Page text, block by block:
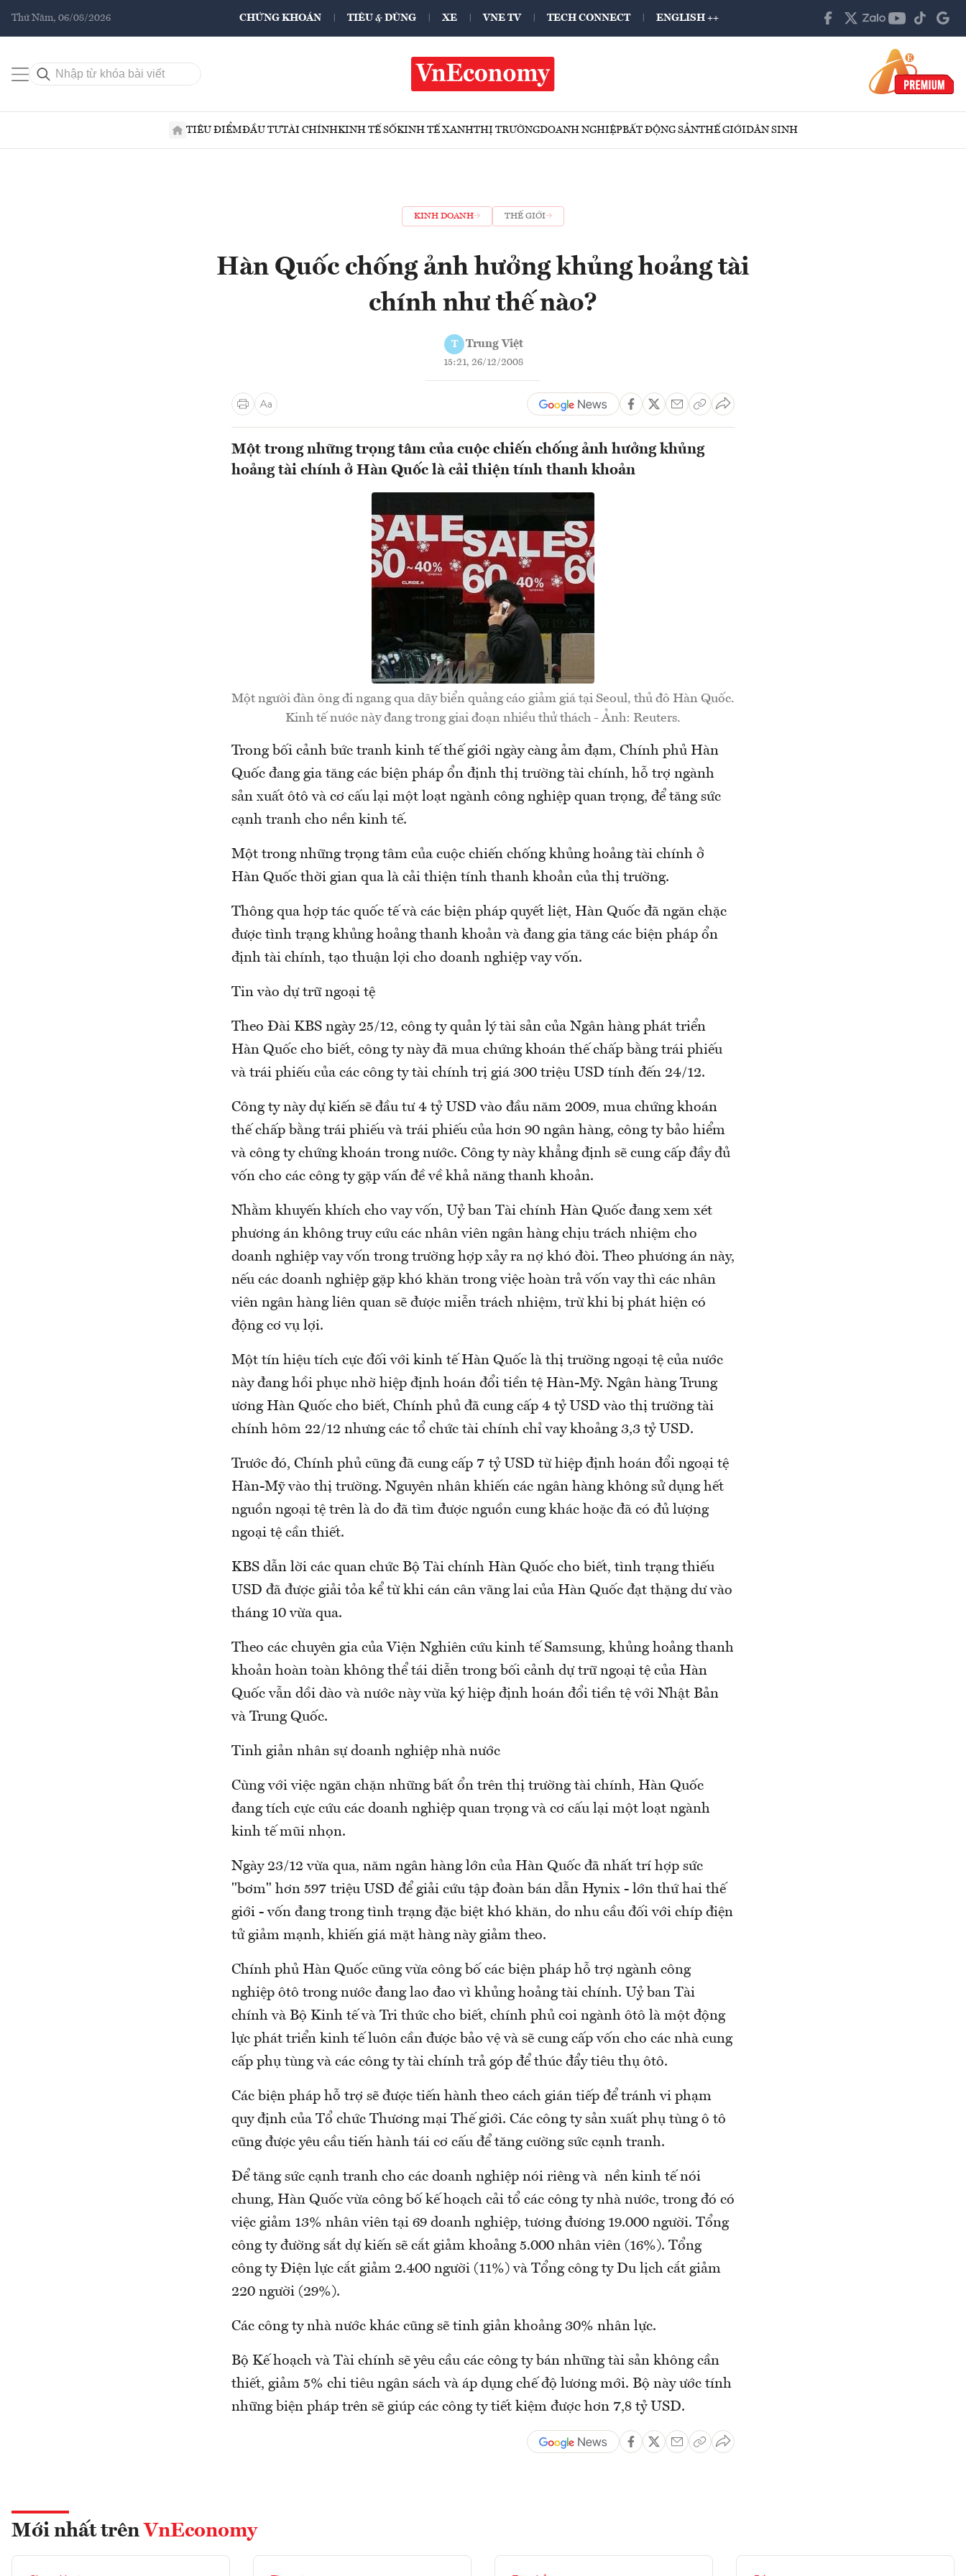
Thứ Năm, 06/08/2026 CHỨNG KHOÁN TIÊU & DÙNG XE VNE TV TECH CONNECT ENGLISH ++
TIÊU ĐIỂMĐẦU TƯTÀI CHÍNHKINH TẾ SỐKINH TẾ XANHTHỊ TRƯỜNGDOANH NGHIỆPBẤT ĐỘNG SẢNTHẾ GIỚIDÂN SINH
KINH DOANH THẾ GIỚI
Hàn Quốc chống ảnh hưởng khủng hoảng tài
chính như thế nào?
T Trung Việt
15:21, 26/12/2008
Một trong những trọng tâm của cuộc chiến chống ảnh hưởng khủng
hoảng tài chính ở Hàn Quốc là cải thiện tính thanh khoản
Một người đàn ông đi ngang qua dãy biển quảng cáo giảm giá tại Seoul, thủ đô Hàn Quốc.
Kinh tế nước này đang trong giai đoạn nhiều thử thách - Ảnh: Reuters.
Trong bối cảnh bức tranh kinh tế thế giới ngày càng ảm đạm, Chính phủ Hàn
Quốc đang gia tăng các biện pháp ổn định thị trường tài chính, hỗ trợ ngành
sản xuất ôtô và cơ cấu lại một loạt ngành công nghiệp quan trọng, để tăng sức
cạnh tranh cho nền kinh tế.
Một trong những trọng tâm của cuộc chiến chống khủng hoảng tài chính ở
Hàn Quốc thời gian qua là cải thiện tính thanh khoản của thị trường.
Thông qua hợp tác quốc tế và các biện pháp quyết liệt, Hàn Quốc đã ngăn chặc
được tình trạng khủng hoảng thanh khoản và đang gia tăng các biện pháp ổn
định tài chính, tạo thuận lợi cho doanh nghiệp vay vốn.
Tin vào dự trữ ngoại tệ
Theo Đài KBS ngày 25/12, công ty quản lý tài sản của Ngân hàng phát triển
Hàn Quốc cho biết, công ty này đã mua chứng khoán thế chấp bằng trái phiếu
và trái phiếu của các công ty tài chính trị giá 300 triệu USD tính đến 24/12.
Công ty này dự kiến sẽ đầu tư 4 tỷ USD vào đầu năm 2009, mua chứng khoán
thế chấp bằng trái phiếu và trái phiếu của hơn 90 ngân hàng, công ty bảo hiểm
và công ty chứng khoán trong nước. Công ty này khẳng định sẽ cung cấp đầy đủ
vốn cho các công ty gặp vấn đề về khả năng thanh khoản.
Nhằm khuyến khích cho vay vốn, Uỷ ban Tài chính Hàn Quốc đang xem xét
phương án không truy cứu các nhân viên ngân hàng chịu trách nhiệm cho
doanh nghiệp vay vốn trong trường hợp xảy ra nợ khó đòi. Theo phương án này,
nếu các doanh nghiệp gặp khó khăn trong việc hoàn trả vốn vay thì các nhân
viên ngân hàng liên quan sẽ được miễn trách nhiệm, trừ khi bị phát hiện có
động cơ vụ lợi.
Một tín hiệu tích cực đối với kinh tế Hàn Quốc là thị trường ngoại tệ của nước
này đang hồi phục nhờ hiệp định hoán đổi tiền tệ Hàn-Mỹ. Ngân hàng Trung
ương Hàn Quốc cho biết, Chính phủ đã cung cấp 4 tỷ USD vào thị trường tài
chính hôm 22/12 nhưng các tổ chức tài chính chỉ vay khoảng 3,3 tỷ USD.
Trước đó, Chính phủ cũng đã cung cấp 7 tỷ USD từ hiệp định hoán đổi ngoại tệ
Hàn-Mỹ vào thị trường. Nguyên nhân khiến các ngân hàng không sử dụng hết
nguồn ngoại tệ trên là do đã tìm được nguồn cung khác hoặc đã có đủ lượng
ngoại tệ cần thiết.
KBS dẫn lời các quan chức Bộ Tài chính Hàn Quốc cho biết, tình trạng thiếu
USD đã được giải tỏa kể từ khi cán cân vãng lai của Hàn Quốc đạt thặng dư vào
tháng 10 vừa qua.
Theo các chuyên gia của Viện Nghiên cứu kinh tế Samsung, khủng hoảng thanh
khoản hoàn toàn không thể tái diễn trong bối cảnh dự trữ ngoại tệ của Hàn
Quốc vẫn dồi dào và nước này vừa ký hiệp định hoán đổi tiền tệ với Nhật Bản
và Trung Quốc.
Tinh giản nhân sự doanh nghiệp nhà nước
Cùng với việc ngăn chặn những bất ổn trên thị trường tài chính, Hàn Quốc
đang tích cực cứu các doanh nghiệp quan trọng và cơ cấu lại một loạt ngành
kinh tế mũi nhọn.
Ngày 23/12 vừa qua, năm ngân hàng lớn của Hàn Quốc đã nhất trí hợp sức
"bơm" hơn 597 triệu USD để giải cứu tập đoàn bán dẫn Hynix - lớn thứ hai thế
giới - vốn đang trong tình trạng đặc biệt khó khăn, do nhu cầu đối với chíp điện
tử giảm mạnh, khiến giá mặt hàng này giảm theo.
Chính phủ Hàn Quốc cũng vừa công bố các biện pháp hỗ trợ ngành công
nghiệp ôtô trong nước đang lao đao vì khủng hoảng tài chính. Uỷ ban Tài
chính và Bộ Kinh tế và Tri thức cho biết, chính phủ coi ngành ôtô là một động
lực phát triển kinh tế luôn cần được bảo vệ và sẽ cung cấp vốn cho các nhà cung
cấp phụ tùng và các công ty tài chính trả góp để thúc đẩy tiêu thụ ôtô.
Các biện pháp hỗ trợ sẽ được tiến hành theo cách gián tiếp để tránh vi phạm
quy định của Tổ chức Thương mại Thế giới. Các công ty sản xuất phụ tùng ô tô
cũng được yêu cầu tiến hành tái cơ cấu để tăng cường sức cạnh tranh.
Để tăng sức cạnh tranh cho các doanh nghiệp nói riêng và nền kinh tế nói
chung, Hàn Quốc vừa công bố kế hoạch cải tổ các công ty nhà nước, trong đó có
việc giảm 13% nhân viên tại 69 doanh nghiệp, tương đương 19.000 người. Tổng
công ty đường sắt dự kiến sẽ cắt giảm khoảng 5.000 nhân viên (16%). Tổng
công ty Điện lực cắt giảm 2.400 người (11%) và Tổng công ty Du lịch cắt giảm
220 người (29%).
Các công ty nhà nước khác cũng sẽ tinh giản khoảng 30% nhân lực.
Bộ Kế hoạch và Tài chính sẽ yêu cầu các công ty bán những tài sản không cần
thiết, giảm 5% chi tiêu ngân sách và áp dụng chế độ lương mới. Bộ này ước tính
những biện pháp trên sẽ giúp các công ty tiết kiệm được hơn 7,8 tỷ USD.
Mới nhất trên VnEconomy